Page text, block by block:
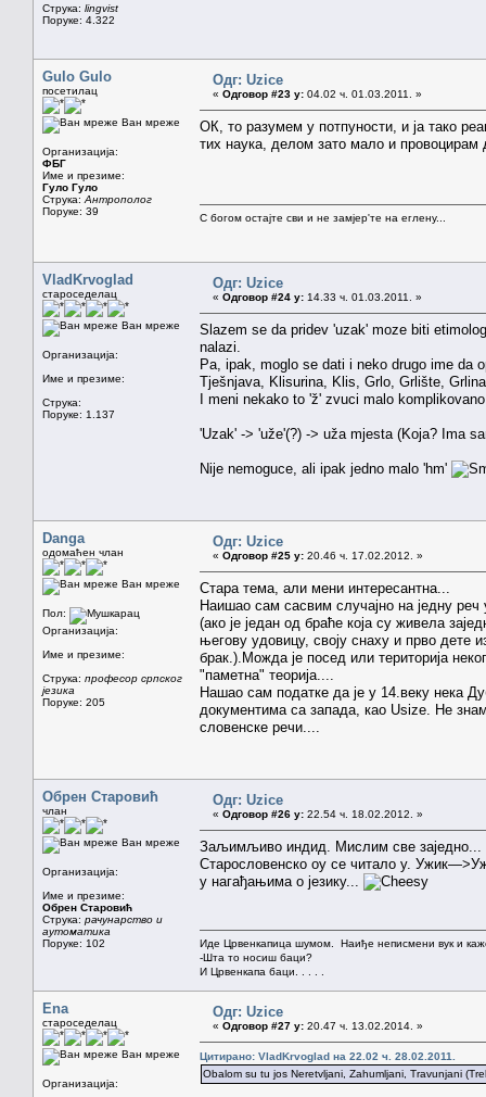
Струка: lingvist
Поруке: 4.322
Gulo Gulo
посетилац
Ван мреже
Организација:
ФБГ
Име и презиме:
Гуло Гуло
Струка: Антрополог
Поруке: 39
Одг: Uzice
« Одговор #23 у: 04.02 ч. 01.03.2011. »
ОК, то разумем у потпуности, и ја тако
тих наука, делом зато мало и провоцирам
С богом остајте сви и не замјер'те на еглену...
VladKrvoglad
староседелац
Ван мреже
Организација:
Име и презиме:
Струка:
Поруке: 1.137
Одг: Uzice
« Одговор #24 у: 14.33 ч. 01.03.2011. »
Slazem se da pridev 'uzak' moze biti
nalazi.
Pa, ipak, moglo se dati i neko drugo ime da
Tješnjava, Klisurina, Klis, Grlo, Grlište,
I meni nekako to 'ž' zvuci malo
'Uzak' -> 'uže'(?) -> uža mjesta (Koja? Ima
Nije nemoguce, ali ipak jedno malo 'hm'
Danga
одомаћен члан
Ван мреже
Пол:
Организација:
Име и презиме:
Струка: професор српског
језика
Поруке: 205
Одг: Uzice
« Одговор #25 у: 20.46 ч. 17.02.2012. »
Стара тема, али мени интересантна...
Наишао сам сасвим случајно на једну
(ако је један од браће која су живела
његову удовицу, своју снаху и прво дете
брак.).Можда је посед или територија
"паметна" теорија....
Нашао сам податке да је у 14.веку нека
документима са запада, као Usize. Не
словенске речи....
Обрен Старовић
члан
Ван мреже
Организација:
Име и презиме:
Обрен Старовић
Струка: рачунарство и
аутоматика
Поруке: 102
Одг: Uzice
« Одговор #26 у: 22.54 ч. 18.02.2012. »
Заљимљиво индид. Мислим све заједно...
Старословенско оу се читало у.
у нагађањима о језику...
Иде Црвенкапица шумом. Наиђе неписмени вук и
-Шта то носиш баци?
И Црвенкапа баци. . . . .
Ena
староседелац
Ван мреже
Организација:
Одг: Uzice
« Одговор #27 у: 20.47 ч. 13.02.2014. »
Цитирано: VladKrvoglad на 22.02 ч. 28.02.2011.
Obalom su tu jos Neretvljani, Zahumljani, Travunjani